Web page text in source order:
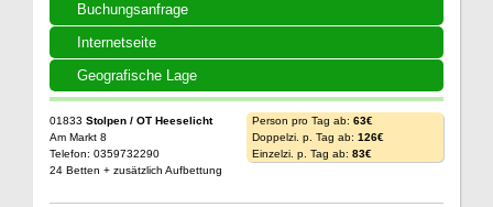
Buchungsanfrage
Internetseite
Geografische Lage
01833 Stolpen / OT Heeselicht
Am Markt 8
Telefon: 0359732290
24 Betten + zusätzlich Aufbettung
Person pro Tag ab: 63€
Doppelzi. p. Tag ab: 126€
Einzelzi. p. Tag ab: 83€